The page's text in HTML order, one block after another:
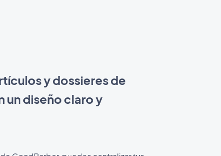
y dossieres de
un diseño claro y